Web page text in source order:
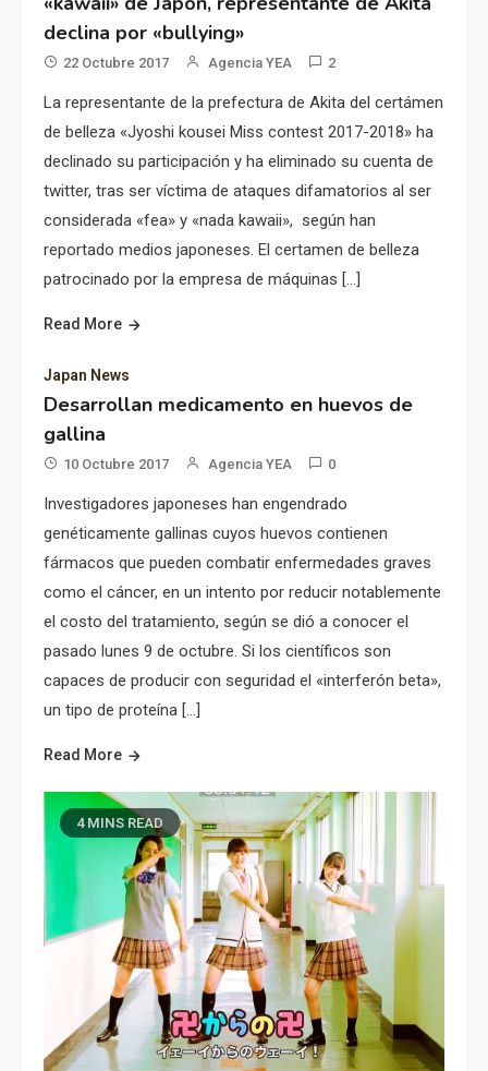
declina por «bullying»
22 Octubre 2017 Agencia YEA 2
La representante de la prefectura de Akita del certámen
de belleza «Jyoshi kousei Miss contest 2017-2018» ha
declinado su participación y ha eliminado su cuenta de
twitter, tras ser víctima de ataques difamatorios al ser
considerada «fea» y «nada kawaii», según han
reportado medios japoneses. El certamen de belleza
patrocinado por la empresa de máquinas […]
Read More
Japan News
Desarrollan medicamento en huevos de
gallina
10 Octubre 2017 Agencia YEA 0
Investigadores japoneses han engendrado
genéticamente gallinas cuyos huevos contienen
fármacos que pueden combatir enfermedades graves
como el cáncer, en un intento por reducir notablemente
el costo del tratamiento, según se dió a conocer el
pasado lunes 9 de octubre. Si los científicos son
capaces de producir con seguridad el «interferón beta»,
un tipo de proteína […]
Read More
4 MINS READ